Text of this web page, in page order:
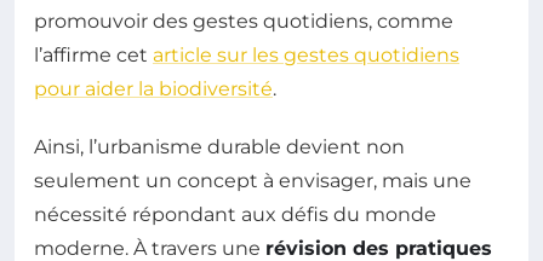
promouvoir des gestes quotidiens, comme
l’affirme cet article sur les gestes quotidiens
pour aider la biodiversité.
Ainsi, l’urbanisme durable devient non
seulement un concept à envisager, mais une
nécessité répondant aux défis du monde
moderne. À travers une révision des pratiques